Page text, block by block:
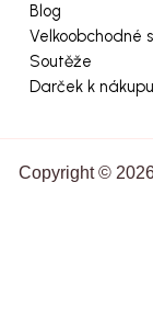
Blog
Velkoobchodné
Soutěže
Darček k nákupu
Copyright ©